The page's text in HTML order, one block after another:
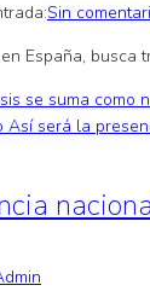
Sin
España,
se suma como